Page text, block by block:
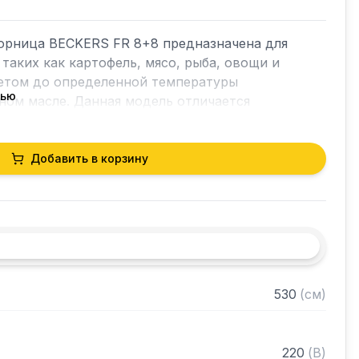
BECKERS FR 8+8 предназначена для
как картофель, мясо, рыба, овощи и
до определенной температуры
масле. Данная модель отличается
стали
благодаря скругленным углам
управлением с двумя тумблерами и
ограничителем температуры (до 240 С)
Добавить в корзину
530 (см)
220 (В)